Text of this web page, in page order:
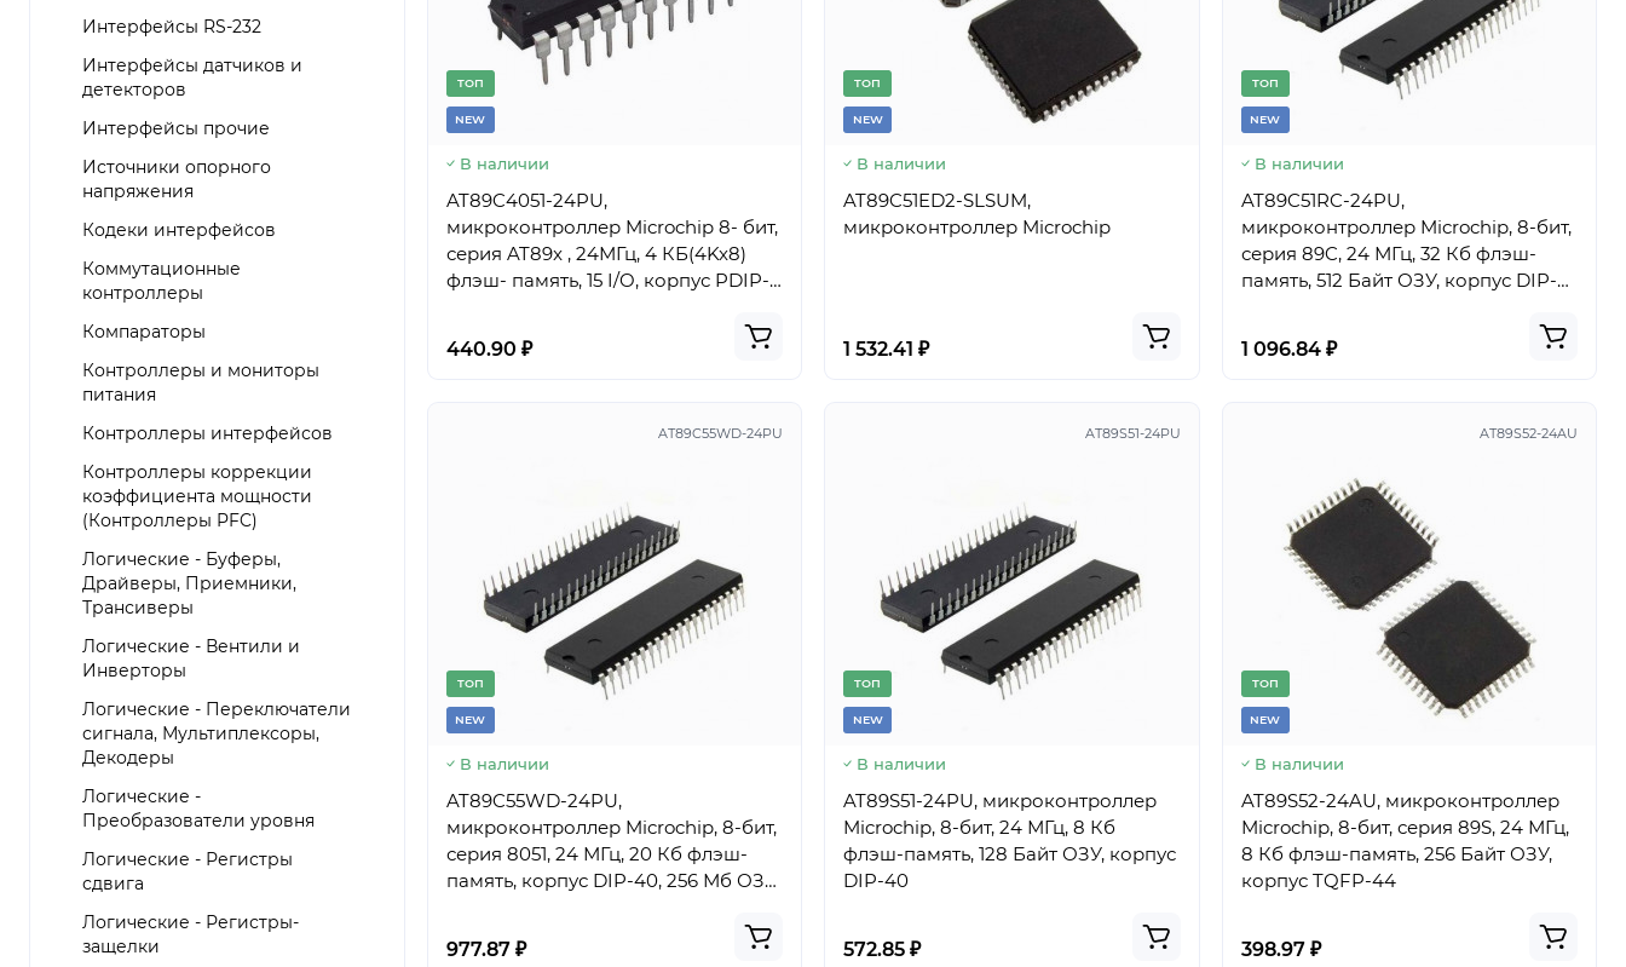
Интерфейсы RS-232
Интерфейсы датчиков и
детекторов
Интерфейсы прочие
Источники опорного
напряжения
Кодеки интерфейсов
Коммутационные
контроллеры
Компараторы
Контроллеры и мониторы
питания
Контроллеры интерфейсов
Контроллеры коррекции
коэффициента мощности
(Контроллеры PFC)
Логические - Буферы,
Драйверы, Приемники,
Трансиверы
Логические - Вентили и
Инверторы
Логические - Переключатели
сигнала, Мультиплексоры,
Декодеры
Логические -
Преобразователи уровня
Логические - Регистры
сдвига
Логические - Регистры-
защелки
TОП
NEW
В наличии
AT89C4051-24PU,
микроконтроллер Microchip 8- бит,
серия AT89x , 24МГц, 4 КБ(4Kx8)
флэш- память, 15 I/O, корпус PDIP-
440.90 ₽
TОП
NEW
В наличии
AT89C51ED2-SLSUM,
микроконтроллер Microchip
1 532.41 ₽
TОП
NEW
В наличии
AT89C51RC-24PU,
микроконтроллер Microchip, 8-бит,
серия 89C, 24 МГц, 32 Кб флэш-
память, 512 Байт ОЗУ, корпус DIP-
1 096.84 ₽
AT89C55WD-24PU
TОП
NEW
В наличии
AT89C55WD-24PU,
микроконтроллер Microchip, 8-бит,
серия 8051, 24 МГц, 20 Кб флэш-
память, корпус DIP-40, 256 Мб ОЗУ
977.87 ₽
AT89S51-24PU
TОП
NEW
В наличии
AT89S51-24PU, микроконтроллер
Microchip, 8-бит, 24 МГц, 8 Кб
флэш-память, 128 Байт ОЗУ, корпус
DIP-40
572.85 ₽
AT89S52-24AU
TОП
NEW
В наличии
AT89S52-24AU, микроконтроллер
Microchip, 8-бит, серия 89S, 24 МГц,
8 Кб флэш-память, 256 Байт ОЗУ,
корпус TQFP-44
398.97 ₽